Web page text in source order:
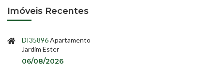
Imóveis Recentes
DI35896Apartamento
Jardim Ester
06/08/2026